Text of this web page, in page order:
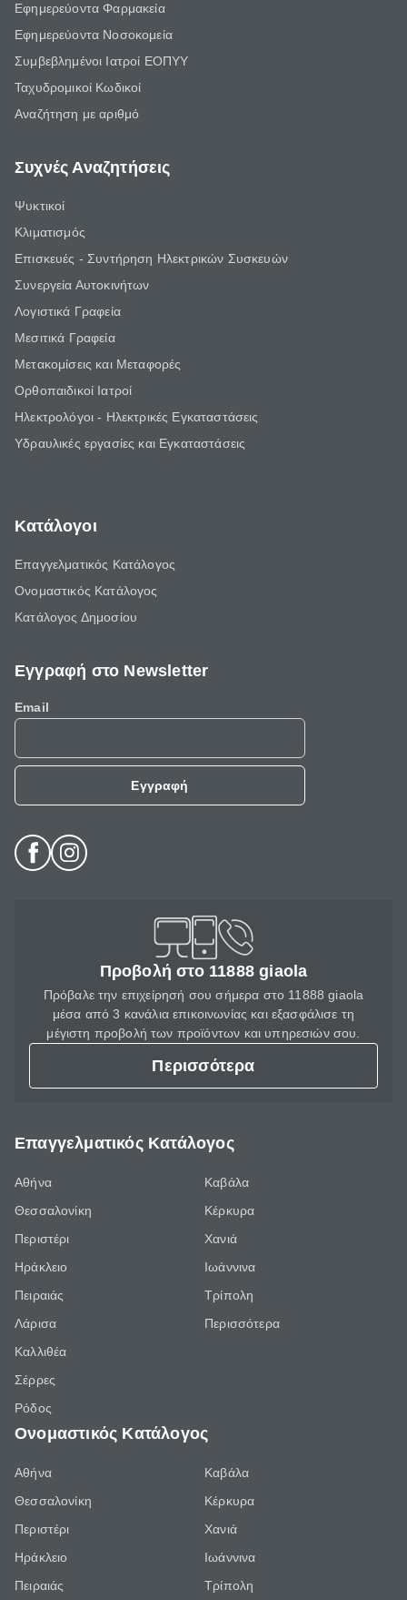
Εφημερεύοντα Φαρμακεία
Εφημερεύοντα Νοσοκομεία
Συμβεβλημένοι Ιατροί ΕΟΠΥΥ
Ταχυδρομικοί Κωδικοί
Αναζήτηση με αριθμό
Συχνές Αναζητήσεις
Ψυκτικοί
Κλιματισμός
Επισκευές - Συντήρηση Ηλεκτρικών Συσκευών
Συνεργεία Αυτοκινήτων
Λογιστικά Γραφεία
Μεσιτικά Γραφεία
Μετακομίσεις και Μεταφορές
Ορθοπαιδικοί Ιατροί
Ηλεκτρολόγοι - Ηλεκτρικές Εγκαταστάσεις
Υδραυλικές εργασίες και Εγκαταστάσεις
Κατάλογοι
Επαγγελματικός Κατάλογος
Ονομαστικός Κατάλογος
Κατάλογος Δημοσίου
Εγγραφή στο Newsletter
Email
Εγγραφή
Προβολή στο 11888 giaola
Πρόβαλε την επιχείρησή σου σήμερα στο 11888 giaola
μέσα από 3 κανάλια επικοινωνίας και εξασφάλισε τη
μέγιστη προβολή των προϊόντων και υπηρεσιών σου.
Περισσότερα
Επαγγελματικός Κατάλογος
Αθήνα
Θεσσαλονίκη
Περιστέρι
Ηράκλειο
Πειραιάς
Λάρισα
Καλλιθέα
Σέρρες
Ρόδος
Καβάλα
Κέρκυρα
Χανιά
Ιωάννινα
Τρίπολη
Περισσότερα
Ονομαστικός Κατάλογος
Αθήνα
Θεσσαλονίκη
Περιστέρι
Ηράκλειο
Πειραιάς
Καβάλα
Κέρκυρα
Χανιά
Ιωάννινα
Τρίπολη